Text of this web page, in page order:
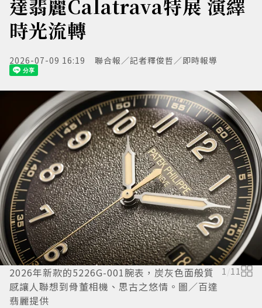
達翡麗Calatrava特展 演繹
時光流轉
2026-07-09 16:19 聯合報／記者釋俊哲／即時報導
2026年新款的5226G-001腕表，炭灰色面般質
感讓人聯想到骨董相機、思古之悠情。圖／百達
翡麗提供
1 /11